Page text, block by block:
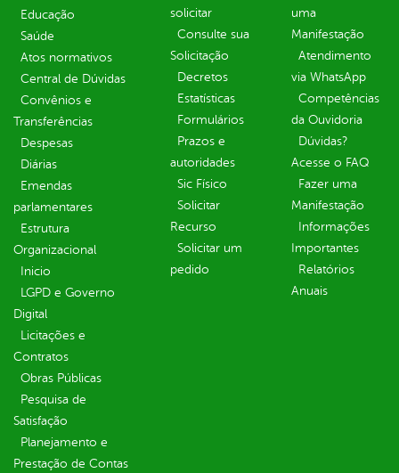
Educação
Saúde
Atos normativos
Central de Dúvidas
Convênios e
Transferências
Despesas
Diárias
Emendas
parlamentares
Estrutura
Organizacional
Inicio
LGPD e Governo
Digital
Licitações e
Contratos
Obras Públicas
Pesquisa de
Satisfação
Planejamento e
Prestação de Contas
solicitar
Consulte sua
Solicitação
Decretos
Estatísticas
Formulários
Prazos e
autoridades
Sic Físico
Solicitar
Recurso
Solicitar um
pedido
uma
Manifestação
Atendimento
via WhatsApp
Competências
da Ouvidoria
Dúvidas?
Acesse o FAQ
Fazer uma
Manifestação
Informações
Importantes
Relatórios
Anuais